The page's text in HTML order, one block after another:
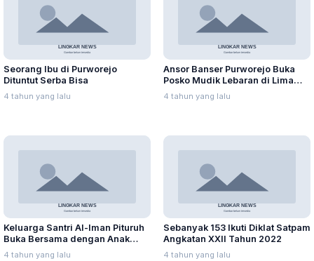
Seorang Ibu di Purworejo
Dituntut Serba Bisa
4 tahun yang lalu
Ansor Banser Purworejo Buka
Posko Mudik Lebaran di Lima
Zona
4 tahun yang lalu
Keluarga Santri Al-Iman Pituruh
Buka Bersama dengan Anak
Yatim
4 tahun yang lalu
Sebanyak 153 Ikuti Diklat Satpam
Angkatan XXII Tahun 2022
4 tahun yang lalu